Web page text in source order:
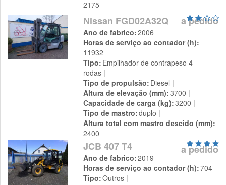
2175
a pedido
Nissan FGD02A32Q
Ano de fabrico 2006
Horas de serviço ao contador (h)
11932
Tipo Empilhador de contrapeso 4
rodas
Tipo de propulsão Diesel
Altura de elevação (mm) 3700
Capacidade de carga (kg) 3200
Tipo de mastro duplo
Altura total com mastro descido (mm)
2400
a pedido
JCB 407 T4
Ano de fabrico 2019
Horas de serviço ao contador (h) 704
Tipo Outros